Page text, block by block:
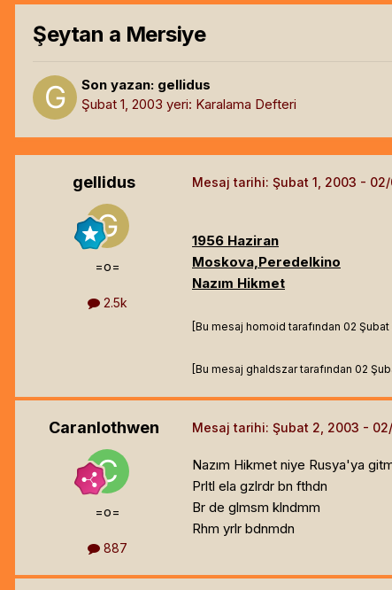
Şeytan a Mersiye
Son yazan: gellidus
Şubat 1, 2003 yeri: Karalama Defteri
gellidus
=o=
2.5k
Mesaj tarihi: Şubat 1, 2003
1956 Haziran
Moskova,Peredelkino
Nazım Hikmet
[Bu mesaj homoid tarafından 02
[Bu mesaj ghaldszar tarafından 02
Caranlothwen
=o=
887
Mesaj tarihi: Şubat 2, 2003
Nazım Hikmet niye Rusya'ya
Prltl ela gzlrdr bn fthdn
Br de glmsm klndmm
Rhm yrlr bdnmdn